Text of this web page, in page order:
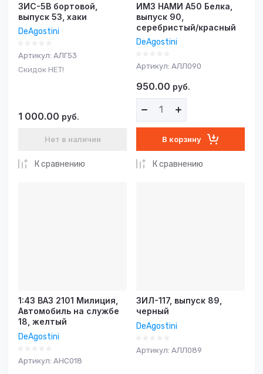
ЗИС-5В бортовой,
выпуск 53, хаки
DeAgostini
Артикул: АЛГ53
Скидок НЕТ!
1 000.00 руб.
Нет в наличии
К сравнению
ИМЗ НАМИ А50 Белка,
выпуск 90,
серебристый/красный
DeAgostini
Артикул: АЛЛ090
950.00 руб.
В корзину
К сравнению
1:43 ВАЗ 2101 Милиция,
Автомобиль на службе
18, желтый
DeAgostini
Артикул: АНС018
ЗИЛ-117, выпуск 89,
черный
DeAgostini
Артикул: АЛЛ089